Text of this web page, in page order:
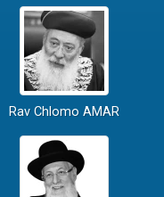
Rav Chlomo AMAR